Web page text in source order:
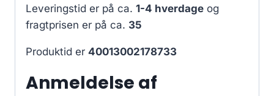
Leveringstid er på ca. 1-4 hverdage og
fragtprisen er på ca. 35
Produktid er 40013002178733
Anmeldelse af